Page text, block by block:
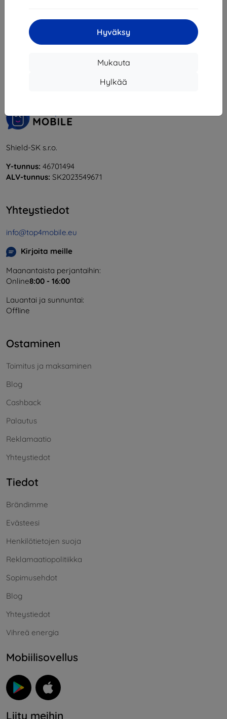
Hyväksy
Mukauta
Hylkää
yhteensä5.
Shield-SK s.r.o.
Y-tunnus: 46701494
ALV-tunnus: SK2023549671
Yhteystiedot
info@top4mobile.eu
Kirjoita meille
Maanantaista perjantaihin:
Online8:00 - 16:00
Lauantai ja sunnuntai:
Offline
Ostaminen
Toimitus ja maksaminen
Blog
Cashback
Palautus
Reklamaatio
Yhteystiedot
Tiedot
Brändimme
Evästeesi
Henkilötietojen suoja
Reklamaatiopolitiikka
Sopimusehdot
Blog
Yhteystiedot
Vihreä energia
Mobiilisovellus
Liity meihin